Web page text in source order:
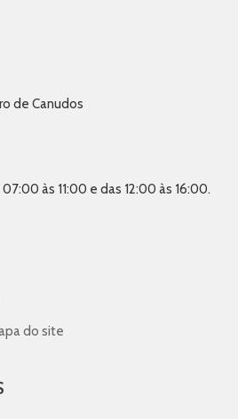
de Canudos
às 11:00 e das 12:00 às 16:00.
do site